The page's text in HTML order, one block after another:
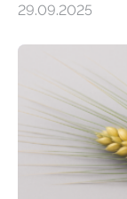
mehrjährigen
nach
aus
Anliegen im
2050
bislang der
bringt
29.09.2025